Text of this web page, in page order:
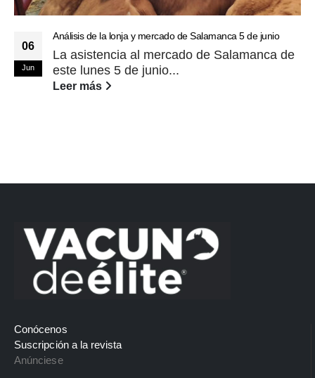
06
Jun
Análisis de la lonja y mercado de Salamanca 5 de junio
La asistencia al mercado de Salamanca de
este lunes 5 de junio...
Leer más
Conócenos
Suscripción a la revista
Anúnciese